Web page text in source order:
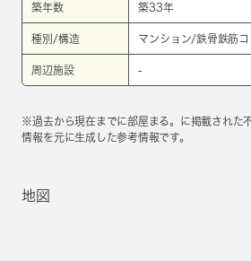
築年数 築33年
種別/構造 マンション/鉄骨鉄筋コ
周辺施設 -
※過去から現在までに部屋まる。に掲載された
情報を元に生成した参考情報です。
地図